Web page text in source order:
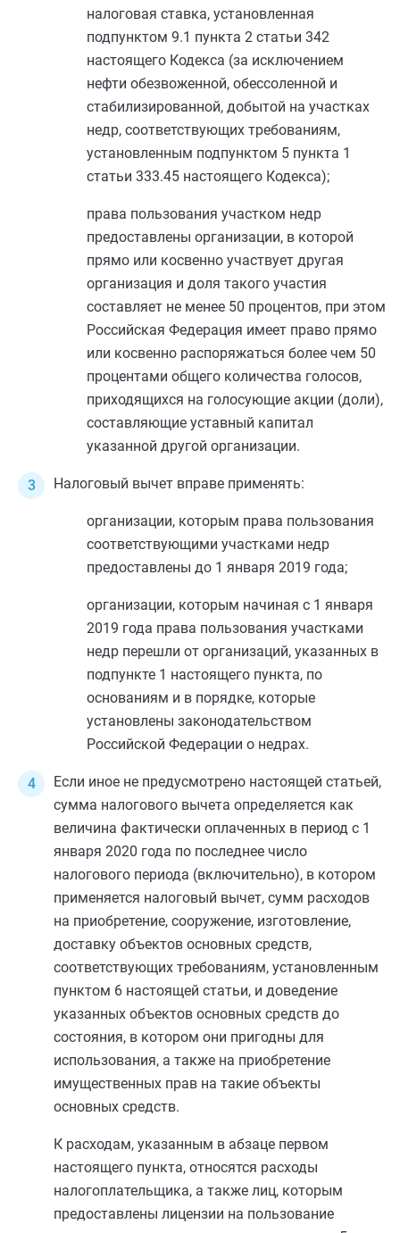
налоговая ставка, установленная
подпунктом 9.1 пункта 2 статьи 342
настоящего Кодекса (за исключением
нефти обезвоженной, обессоленной и
стабилизированной, добытой на участках
недр, соответствующих требованиям,
установленным подпунктом 5 пункта 1
статьи 333.45 настоящего Кодекса);
права пользования участком недр
предоставлены организации, в которой
прямо или косвенно участвует другая
организация и доля такого участия
составляет не менее 50 процентов, при этом
Российская Федерация имеет право прямо
или косвенно распоряжаться более чем 50
процентами общего количества голосов,
приходящихся на голосующие акции (доли),
составляющие уставный капитал
указанной другой организации.
Налоговый вычет вправе применять:
организации, которым права пользования
соответствующими участками недр
предоставлены до 1 января 2019 года;
организации, которым начиная с 1 января
2019 года права пользования участками
недр перешли от организаций, указанных в
подпункте 1 настоящего пункта, по
основаниям и в порядке, которые
установлены законодательством
Российской Федерации о недрах.
Если иное не предусмотрено настоящей статьей,
сумма налогового вычета определяется как
величина фактически оплаченных в период с 1
января 2020 года по последнее число
налогового периода (включительно), в котором
применяется налоговый вычет, сумм расходов
на приобретение, сооружение, изготовление,
доставку объектов основных средств,
соответствующих требованиям, установленным
пунктом 6 настоящей статьи, и доведение
указанных объектов основных средств до
состояния, в котором они пригодны для
использования, а также на приобретение
имущественных прав на такие объекты
основных средств.
К расходам, указанным в абзаце первом
настоящего пункта, относятся расходы
налогоплательщика, а также лиц, которым
предоставлены лицензии на пользование